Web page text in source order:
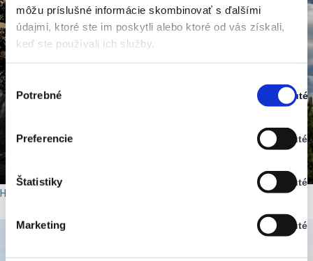
môžu príslušné informácie skombinovať s ďalšími
údajmi, ktoré ste im poskytli alebo ktoré od vás získali,
keď ste používali ich služby.
Výber
súhlasu
Potrebné Zapnuté
Stav:
Preferencie
Vypnuté
Stav:
Štatistiky
Vypnuté
Stav:
Marketing
Vypnuté
Stav:
Hotel Meander Tatranská Štrba